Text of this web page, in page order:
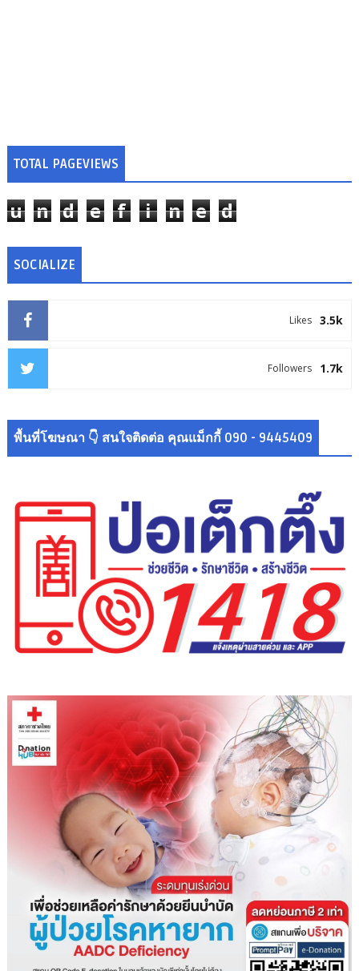
TOTAL PAGEVIEWS
u n d e f i n e d
SOCIALIZE
3.5k
Likes
1.7k
Followers
พื้นที่โฆษณา 👇 สนใจติดต่อ คุณแม็กกี้ 090 - 9445409